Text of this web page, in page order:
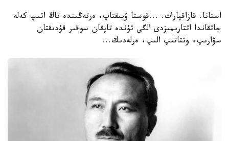
استانا. قازاقپارات. ...قوستا ۇيىقتاپ، ەرتەڭىندە تاڭ اتىپ كەلە
جاتقاندا اتتارىمىزدى الگى تۇندە تاپقان سوقىر قۇدىقتان
سۋارىپ، وتتاتىپ الىپ، ەرلەدىك...